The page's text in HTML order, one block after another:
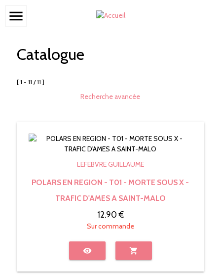
menu
Catalogue
[ 1 - 11 / 11 ]
Recherche avancée
LEFEBVRE GUILLAUME
POLARS EN REGION - T01 - MORTE SOUS X -
TRAFIC D'AMES A SAINT-MALO
12.90 €
Sur commande
visibility shopping_cart